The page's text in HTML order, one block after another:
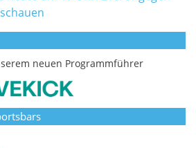
neuen Programmführer